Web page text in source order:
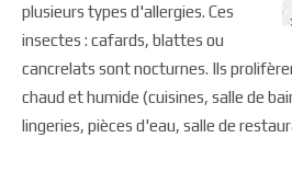
plusieurs types d'allergies. Ces
insectes : cafards, blattes ou
cancrelats sont nocturnes. Ils
chaud et humide (cuisines, salle de
lingeries, pièces d'eau, salle de